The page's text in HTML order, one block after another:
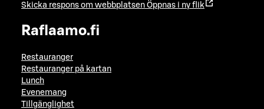
Skicka respons om webbplatsen Öppnas i ny flik
Raflaamo.fi
Restauranger
Restauranger på kartan
Lunch
Evenemang
Tillgänglighet